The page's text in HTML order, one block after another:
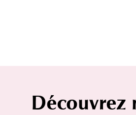
Découvrez